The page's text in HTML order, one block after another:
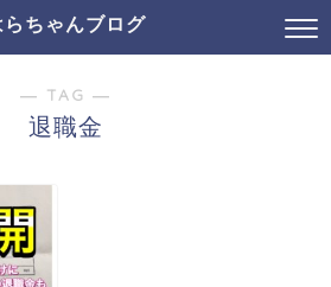
らちゃんブログ
― TAG ―
退職金